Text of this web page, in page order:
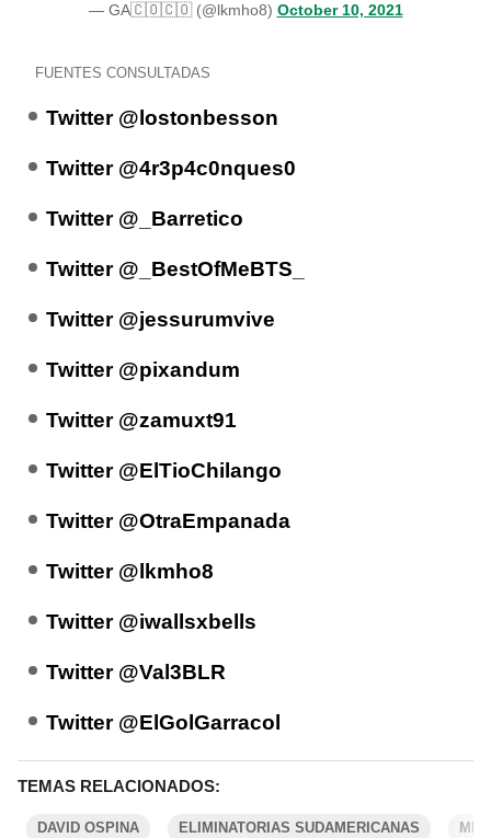
— GA🇨🇴🇨🇴 (@lkmho8) October 10, 2021
FUENTES CONSULTADAS
Twitter @lostonbesson
Twitter @4r3p4c0nques0
Twitter @_Barretico
Twitter @_BestOfMeBTS_
Twitter @jessurumvive
Twitter @pixandum
Twitter @zamuxt91
Twitter @ElTioChilango
Twitter @OtraEmpanada
Twitter @lkmho8
Twitter @iwallsxbells
Twitter @Val3BLR
Twitter @ElGolGarracol
TEMAS RELACIONADOS:
DAVID OSPINA ELIMINATORIAS SUDAMERICANAS